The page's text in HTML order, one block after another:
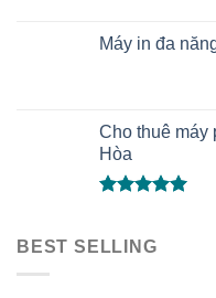
Máy in đa
Cho thuê máy
Hòa
5 sao
BEST SELLING